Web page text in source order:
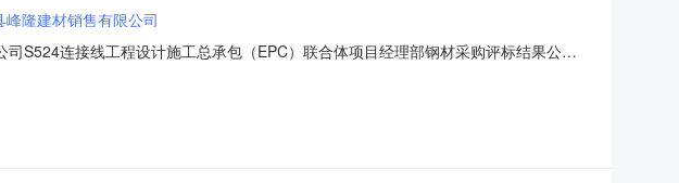
峰隆建材销售有限公司
S524连接线工程设计施工总承包（EPC）联合体项目经理部钢材采购评标结果公示
。投标截止日期为2026年8月7日，共有（3）家供应商参加了投标。20